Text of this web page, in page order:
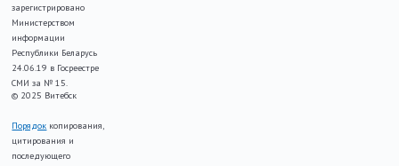
зарегистрировано
Министерством
информации
Республики Беларусь
24.06.19 в Госреестре
СМИ за № 15.
© 2025 Витебск
Порядок копирования,
цитирования и
последующего